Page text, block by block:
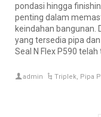
pondasi hingga
penting dalam
keindahan bangunan.
yang tersedia pipa
Seal N Flex P590
admin Triplek Pipa